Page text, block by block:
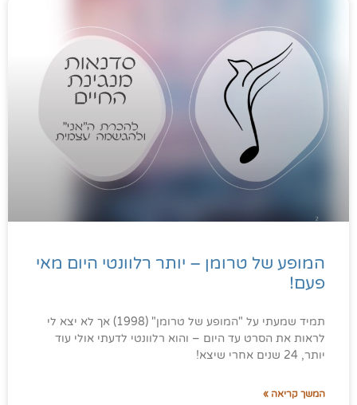
המופע של טרומן – יותר רלוונטי היום מאי
פעם!
תמיד שמעתי על "המופע של טרומן" (1998) אך לא יצא לי
לראות את הסרט עד היום – והוא רלוונטי לדעתי אולי עוד
יותר, 24 שנים אחרי שיצא!
המשך קריאה »